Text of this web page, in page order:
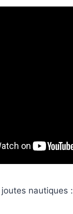
nautiques :